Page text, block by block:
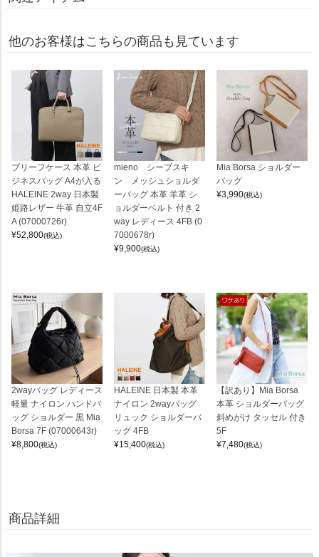
他のお客様はこちらの商品も見ています
ブリーフケース 本革 ビ
ジネスバッグ A4が入る
HALEINE 2way 日本製
姫路レザー 牛革 自立4F
A (07000726r)
¥52,800(税込)
mieno シープスキ
ン メッシュショルダ
ーバッグ 本革 羊革 シ
ョルダーベルト 付き 2
way レディース 4FB (0
7000678r)
¥9,900(税込)
Mia Borsa ショルダー
バッグ
¥3,990(税込)
2wayバッグ レディース
軽量 ナイロン ハンドバ
ッグ ショルダー 黒 Mia
Borsa 7F (07000643r)
¥8,800(税込)
HALEINE 日本製 本革
ナイロン 2wayバッグ
リュック ショルダーバ
ッグ 4FB
¥15,400(税込)
【訳あり】Mia Borsa
本革 ショルダーバッグ
斜めがけ タッセル 付き
5F
¥7,480(税込)
商品詳細